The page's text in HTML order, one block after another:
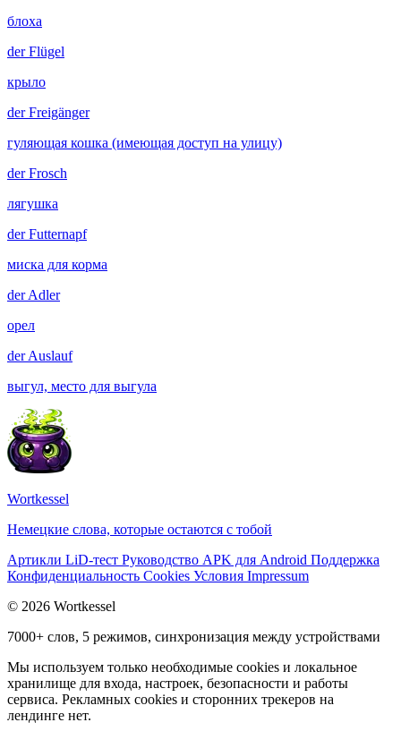
блоха
derFlügel
крыло
derFreigänger
гуляющая кошка (имеющая доступ на улицу)
derFrosch
лягушка
derFutternapf
миска для корма
derAdler
орел
derAuslauf
выгул, место для выгула
Wortkessel
Немецкие слова, которые остаются с тобой
Артикли LiD-тест Руководство APK для Android Поддержка
Конфиденциальность Cookies Условия Impressum
© 2026 Wortkessel
7000+ слов, 5 режимов, синхронизация между устройствами
Мы используем только необходимые cookies и локальное
хранилище для входа, настроек, безопасности и работы
сервиса. Рекламных cookies и сторонних трекеров на
лендинге нет.